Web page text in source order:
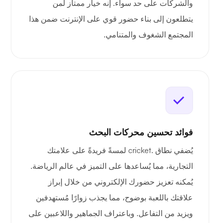
والشركات على حد سواء. إنه خيار ممتاز لمن
يتطلعون إلى بناء حضور قوي على الإنترنت ضمن هذا
المجتمع الشغوف والمتنامي.
فوائد تحسين محركات البحث
يُضفي نطاق .cricket لمسةً فريدةً على علامتك
التجارية، مما يُساعدها على التميز في عالم الرياضة.
يُمكنه تعزيز حضورك الإلكتروني من خلال إبراز
علاقتك باللعبة بوضوح، مما يجذب زوارًا مُستهدفين
ويزيد من التفاعل. وباعتراف الجماهير واللاعبين على